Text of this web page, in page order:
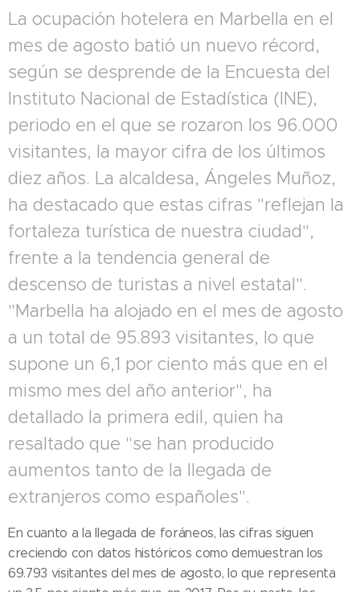
La ocupación hotelera en Marbella en el
mes de agosto batió un nuevo récord,
según se desprende de la Encuesta del
Instituto Nacional de Estadística (INE),
periodo en el que se rozaron los 96.000
visitantes, la mayor cifra de los últimos
diez años. La alcaldesa, Ángeles Muñoz,
ha destacado que estas cifras "reflejan la
fortaleza turística de nuestra ciudad",
frente a la tendencia general de
descenso de turistas a nivel estatal".
"Marbella ha alojado en el mes de agosto
a un total de 95.893 visitantes, lo que
supone un 6,1 por ciento más que en el
mismo mes del año anterior", ha
detallado la primera edil, quien ha
resaltado que "se han producido
aumentos tanto de la llegada de
extranjeros como españoles".
En cuanto a la llegada de foráneos, las cifras siguen
creciendo con datos históricos como demuestran los
69.793 visitantes del mes de agosto, lo que representa